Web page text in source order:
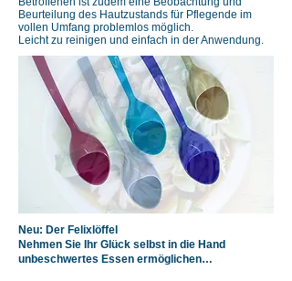
Beurteilung des Hautzustands für Pflegende im
vollen Umfang problemlos möglich.
Leicht zu reinigen und einfach in der Anwendung.
Neu: Der Felixlöffel
Nehmen Sie Ihr Glück selbst in die Hand
unbeschwertes Essen ermöglichen…